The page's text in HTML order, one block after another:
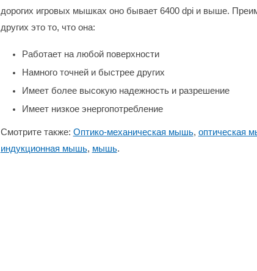
дорогих игровых мышках оно бывает 6400 dpi и выше.
других это то, что она:
Работает на любой поверхности
Намного точней и быстрее других
Имеет более высокую надежность и разрешение
Имеет низкое энергопотребление
Смотрите также: Оптико-механическая мышь, оптическая
индукционная мышь, мышь.